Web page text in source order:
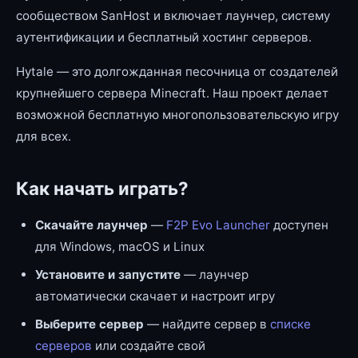
сообществом SanHost и включает лаунчер, систему
аутентификации и бесплатный хостинг серверов.
Hytale — это долгожданная песочница от создателей
крупнейшего сервера Minecraft. Наш проект делает
возможной бесплатную многопользовательскую игру
для всех.
Как начать играть?
Скачайте лаунчер — F2P Evo Launcher доступен
для Windows, macOS и Linux
Установите и запустите — лаунчер
автоматически скачает и настроит игру
Выберите сервер — найдите сервер в списке
серверов или создайте свой